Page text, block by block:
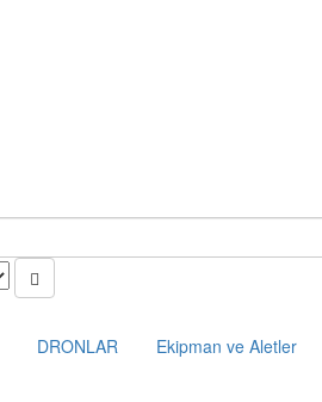
DRONLAR Ekipman ve Aletler